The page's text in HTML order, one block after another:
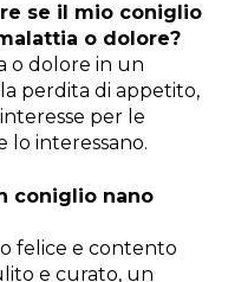
se il mio coniglio
o dolore?
o dolore in un
perdita di appetito,
per le
lo interessano.
coniglio nano
felice e contento
e curato, un